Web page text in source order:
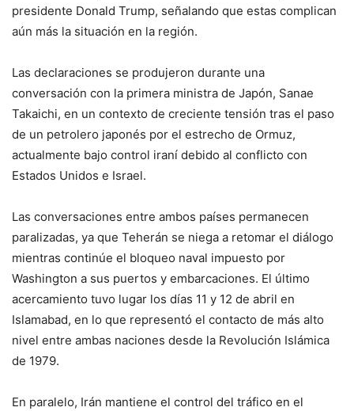
presidente Donald Trump, señalando que estas complican
aún más la situación en la región.
Las declaraciones se produjeron durante una
conversación con la primera ministra de Japón, Sanae
Takaichi, en un contexto de creciente tensión tras el paso
de un petrolero japonés por el estrecho de Ormuz,
actualmente bajo control iraní debido al conflicto con
Estados Unidos e Israel.
Las conversaciones entre ambos países permanecen
paralizadas, ya que Teherán se niega a retomar el diálogo
mientras continúe el bloqueo naval impuesto por
Washington a sus puertos y embarcaciones. El último
acercamiento tuvo lugar los días 11 y 12 de abril en
Islamabad, en lo que representó el contacto de más alto
nivel entre ambas naciones desde la Revolución Islámica
de 1979.
En paralelo, Irán mantiene el control del tráfico en el